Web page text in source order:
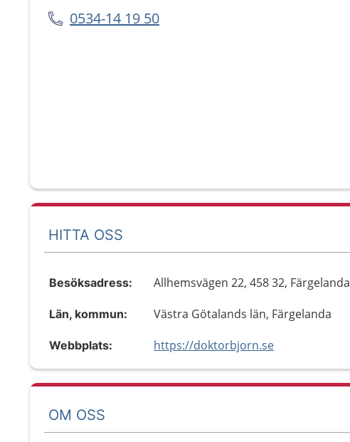
0534-14 19 50
HITTA OSS
Besöksadress: Allhemsvägen 22, 458 32, Färgelanda
Län, kommun: Västra Götalands län, Färgelanda
Webbplats: https://doktorbjorn.se
OM OSS